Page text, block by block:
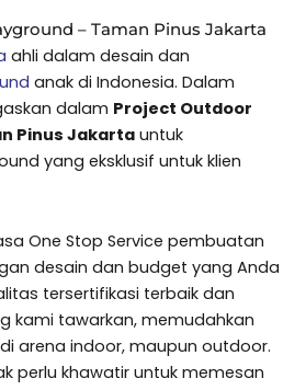
– Taman Pinus Jakarta
ahli dalam desain dan
anak di Indonesia. Dalam
dalam Project Outdoor
Pinus Jakarta untuk
yang eksklusif untuk klien
One Stop Service pembuatan
desain dan budget yang Anda
tersertifikasi terbaik dan
kami tawarkan, memudahkan
arena indoor, maupun outdoor.
perlu khawatir untuk memesan